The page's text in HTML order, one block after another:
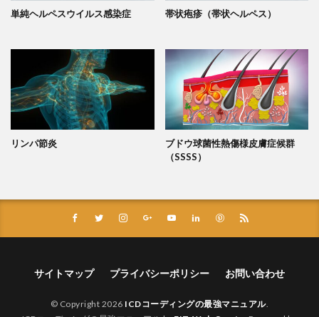
単純ヘルペスウイルス感染症 帯状疱疹（帯状ヘルペス）
リンパ節炎
ブドウ球菌性熱傷様皮膚症候群
（SSSS）
サイトマップ プライバシーポリシー お問い合わせ
© Copyright 2026 ICDコーディングの最強マニュアル.